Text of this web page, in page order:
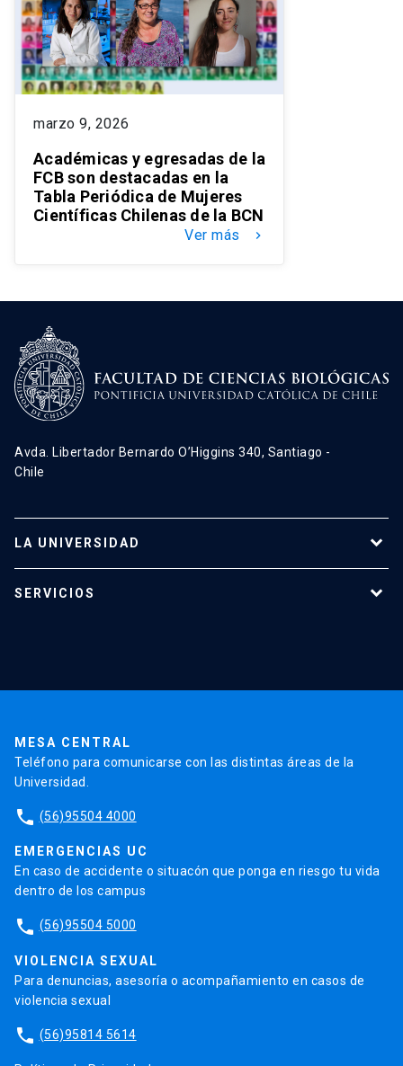
marzo 9, 2026
Académicas y egresadas de la
FCB son destacadas en la
Tabla Periódica de Mujeres
Científicas Chilenas de la BCN
Ver más keyboard_arrow_right
Avda. Libertador Bernardo O’Higgins 340, Santiago -
Chile
LA UNIVERSIDAD
SERVICIOS
MESA CENTRAL
Teléfono para comunicarse con las distintas áreas de la
Universidad.
phone (56)95504 4000
EMERGENCIAS UC
En caso de accidente o situacón que ponga en riesgo tu vida
dentro de los campus
phone (56)95504 5000
VIOLENCIA SEXUAL
Para denuncias, asesoría o acompañamiento en casos de
violencia sexual
phone (56)95814 5614